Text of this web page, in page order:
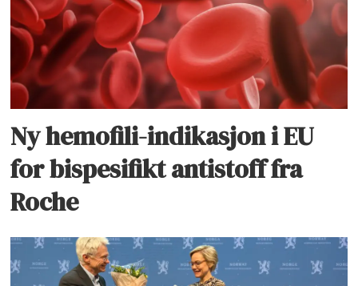
Ny hemofili-indikasjon i EU
for bispesifikt antistoff fra
Roche